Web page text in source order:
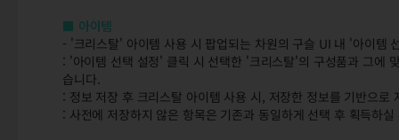
■ 아이템
- '크리스탈' 아이템 사용 시 팝업되는 차원의 구슬 UI 내 '아이템
: '아이템 선택 설정' 클릭 시 선택한 '크리스탈'의 구성품과 그에
습니다.
: 정보 저장 후 크리스탈 아이템 사용 시, 저장한 정보를 기반으로
: 사전에 저장하지 않은 항목은 기존과 동일하게 선택 후 획득하